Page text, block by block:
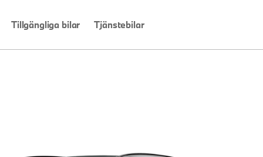
Tillgängliga bilar Tjänstebilar